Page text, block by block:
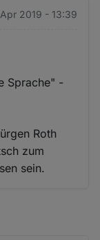
2019 - 13:39
Sprache" -
Roth
zum
sein.